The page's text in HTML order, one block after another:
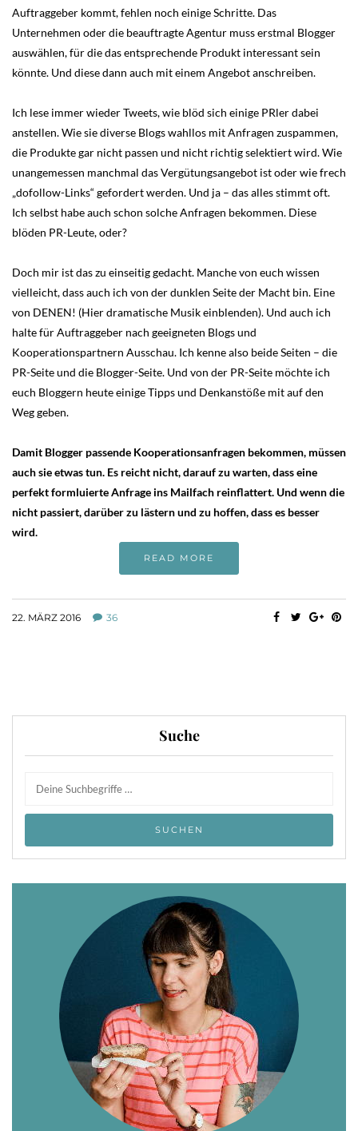
Auftraggeber kommt, fehlen noch einige Schritte. Das
Unternehmen oder die beauftragte Agentur muss erstmal Blogger
auswählen, für die das entsprechende Produkt interessant sein
könnte. Und diese dann auch mit einem Angebot anschreiben.
Ich lese immer wieder Tweets, wie blöd sich einige PRler dabei
anstellen. Wie sie diverse Blogs wahllos mit Anfragen zuspammen,
die Produkte gar nicht passen und nicht richtig selektiert wird. Wie
unangemessen manchmal das Vergütungsangebot ist oder wie frech
„dofollow-Links“ gefordert werden. Und ja – das alles stimmt oft.
Ich selbst habe auch schon solche Anfragen bekommen. Diese
blöden PR-Leute, oder?
Doch mir ist das zu einseitig gedacht. Manche von euch wissen
vielleicht, dass auch ich von der dunklen Seite der Macht bin. Eine
von DENEN! (Hier dramatische Musik einblenden). Und auch ich
halte für Auftraggeber nach geeigneten Blogs und
Kooperationspartnern Ausschau. Ich kenne also beide Seiten – die
PR-Seite und die Blogger-Seite. Und von der PR-Seite möchte ich
euch Bloggern heute einige Tipps und Denkanstöße mit auf den
Weg geben.
Damit Blogger passende Kooperationsanfragen bekommen, müssen
auch sie etwas tun. Es reicht nicht, darauf zu warten, dass eine
perfekt formluierte Anfrage ins Mailfach reinflattert. Und wenn die
nicht passiert, darüber zu lästern und zu hoffen, dass es besser
wird.
READ MORE
22. MÄRZ 2016 36
Suche